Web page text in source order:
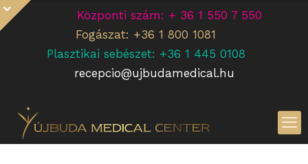
Központi szám: + 36 1 550 7 550
Fogászat: +36 1 800 1081
Plasztikai sebészet: +36 1 445 0108
recepcio@ujbudamedical.hu